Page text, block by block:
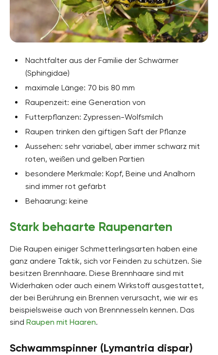
Nachtfalter aus der Familie der Schwärmer
(Sphingidae)
maximale Länge: 70 bis 80 mm
Raupenzeit: eine Generation von
Futterpflanzen: Zypressen-Wolfsmilch
Raupen trinken den giftigen Saft der Pflanze
Aussehen: sehr variabel, aber immer schwarz mit
roten, weißen und gelben Partien
besondere Merkmale: Kopf, Beine und Analhorn
sind immer rot gefärbt
Behaarung: keine
Stark behaarte Raupenarten
Die Raupen einiger Schmetterlingsarten haben eine
ganz andere Taktik, sich vor Feinden zu schützen. Sie
besitzen Brennhaare. Diese Brennhaare sind mit
Widerhaken oder auch einem Wirkstoff ausgestattet,
der bei Berührung ein Brennen verursacht, wie wir es
beispielsweise auch von Brennnesseln kennen. Das
sind Raupen mit Haaren.
Schwammspinner (Lymantria dispar)